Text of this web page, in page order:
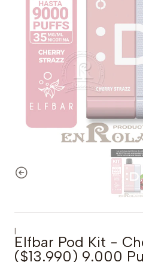
|
Elfbar Pod Kit -
($13.990) 9.000